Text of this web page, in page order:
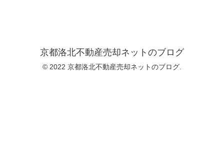
京都洛北不動産売却ネットのブログ
© 2022 京都洛北不動産売却ネットのブログ.